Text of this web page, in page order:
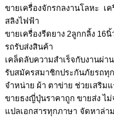
ขายเครื่องจักรกลงานโลหะ เ
สลิงไฟฟ้า
ขายเครื่องรีดยาง 2ลูกกลิ้ง 16
รถรับส่งสินค้า
เคล็ดลับความสำเร็จกับงานผ่
รับสมัครสมาชิกประกันภัยรถทุ
จำหน่าย ผ้า ตาข่าย ช่วยเสริม
ขายธงญี่ปุ่นราคาถูก ขายส่ง ไม่
แปลเอกสารทุกภาษา จัดหาล่